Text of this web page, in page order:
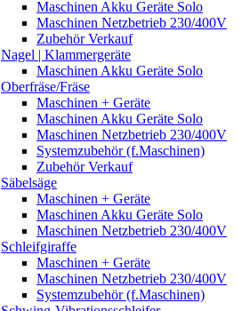
Maschinen Akku Geräte Solo
Maschinen Netzbetrieb 230/400V
Zubehör Verkauf
Nagel | Klammergeräte
Maschinen Akku Geräte Solo
Oberfräse/Fräse
Maschinen + Geräte
Maschinen Akku Geräte Solo
Maschinen Netzbetrieb 230/400V
Systemzubehör (f.Maschinen)
Zubehör Verkauf
Säbelsäge
Maschinen + Geräte
Maschinen Akku Geräte Solo
Maschinen Netzbetrieb 230/400V
Schleifgiraffe
Maschinen + Geräte
Maschinen Netzbetrieb 230/400V
Systemzubehör (f.Maschinen)